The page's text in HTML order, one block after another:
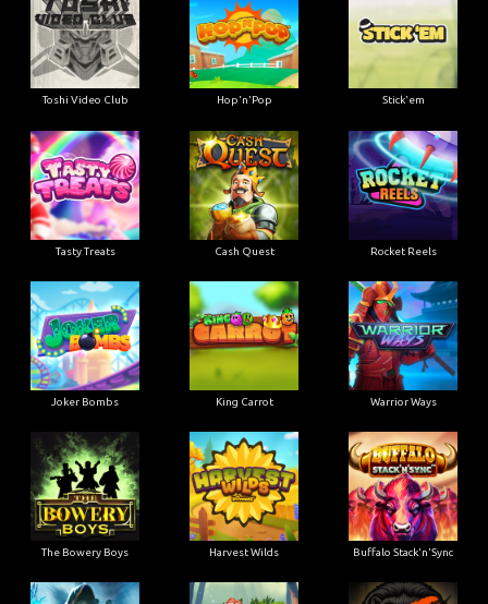
Toshi Video Club Hop'n'Pop Stick'em
Tasty Treats Cash Quest Rocket Reels
Joker Bombs King Carrot Warrior Ways
The Bowery Boys Harvest Wilds Buffalo Stack'n'Sync